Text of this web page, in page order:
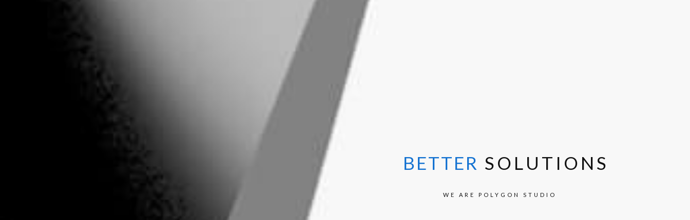
BETTER SOLUTIONS
WE ARE POLYGON STUDIO